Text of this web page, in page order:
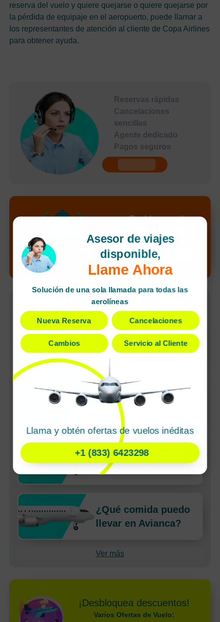
reserva del vuelo y quiere quejarse o quiere quejarse por
la pérdida de equipaje en el aeropuerto, puede llamar a
los representantes de atención al cliente de Copa Airlines
para obtener ayuda.
Reservas rápidas
Cancelaciones
sencillas
Agente dedicado
Pagos seguros
¡Alerta de nuevo
precio!
Desbloquea el
de tu búsqueda
¡Llamar ahora!
Artículos Recientes
Encontrar vuelos
baratos de Avianca
Airlines a Bogota
LifeMiles de Avianca:
Cómo Acumular,
Canjear y Aprovechar
Tus Millas al Máximo
¿Cómo puedo hacer el
check-in con Avianca?
¿Qué comida puedo
llevar en Avianca?
Ver más
¡Desbloquea descuentos!
Varios Ofertas de Vuelo:
Asesor de viajes
disponible,
Llame Ahora
Solución de una sola llamada para todas las
aerolíneas
Nueva Reserva Cancelaciones
Cambios Servicio al Cliente
Llama y obtén ofertas de vuelos inéditas
+1 (833) 6423298